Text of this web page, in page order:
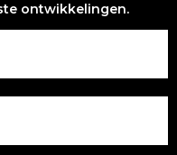
ontwikkelingen.